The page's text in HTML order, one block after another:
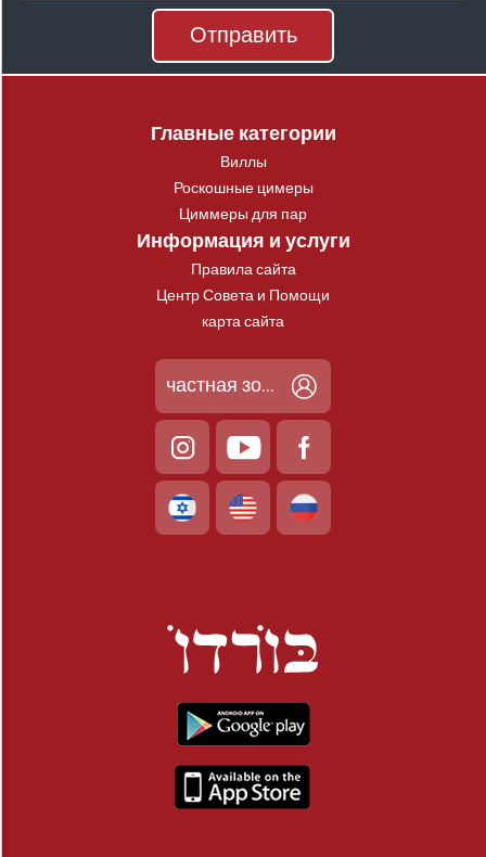
Главные категории
Виллы
Роскошные цимеры
Циммеры для пар
Информация и услуги
Правила сайта
Центр Совета и Помощи
карта сайта
частная зона